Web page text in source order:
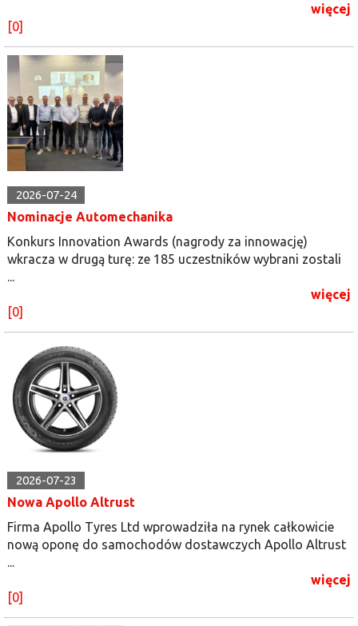
więcej
[0]
2026-07-24
Nominacje Automechanika
Konkurs Innovation Awards (nagrody za innowację)
wkracza w drugą turę: ze 185 uczestników wybrani zostali
...
więcej
[0]
2026-07-23
Nowa Apollo Altrust
Firma Apollo Tyres Ltd wprowadziła na rynek całkowicie
nową oponę do samochodów dostawczych Apollo Altrust
...
więcej
[0]